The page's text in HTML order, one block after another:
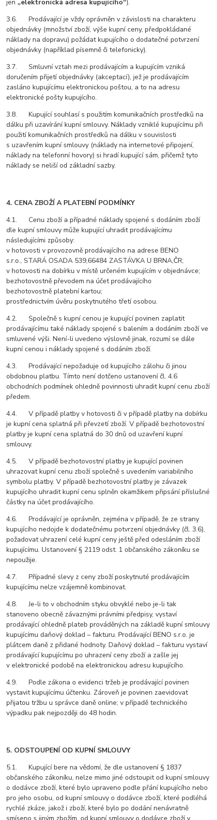
jen „elektronická adresa kupujícího“).
3.6. Prodávající je vždy oprávněn v závislosti na charakteru
objednávky (množství zboží, výše kupní ceny, předpokládané
náklady na dopravu) požádat kupujícího o dodatečné potvrzení
objednávky (například písemně či telefonicky).
3.7. Smluvní vztah mezi prodávajícím a kupujícím vzniká
doručením přijetí objednávky (akceptací), jež je prodávajícím
zasláno kupujícímu elektronickou poštou, a to na adresu
elektronické pošty kupujícího.
3.8. Kupující souhlasí s použitím komunikačních prostředků na
dálku při uzavírání kupní smlouvy. Náklady vzniklé kupujícímu při
použití komunikačních prostředků na dálku v souvislosti
s uzavřením kupní smlouvy (náklady na internetové připojení,
náklady na telefonní hovory) si hradí kupující sám, přičemž tyto
náklady se neliší od základní sazby.
4. CENA ZBOŽÍ A PLATEBNÍ PODMÍNKY
4.1. Cenu zboží a případné náklady spojené s dodáním zboží
dle kupní smlouvy může kupující uhradit prodávajícímu
následujícími způsoby:
v hotovosti v provozovně prodávajícího na adrese BENO
s.r.o., STARÁ OSADA 539,66484 ZASTÁVKA U BRNA,ČR;
v hotovosti na dobírku v místě určeném kupujícím v objednávce;
bezhotovostně převodem na účet prodávajícího
bezhotovostně platební kartou;
prostřednictvím úvěru poskytnutého třetí osobou.
4.2. Společně s kupní cenou je kupující povinen zaplatit
prodávajícímu také náklady spojené s balením a dodáním zboží ve
smluvené výši. Není-li uvedeno výslovně jinak, rozumí se dále
kupní cenou i náklady spojené s dodáním zboží.
4.3. Prodávající nepožaduje od kupujícího zálohu či jinou
obdobnou platbu. Tímto není dotčeno ustanovení čl. 4.6
obchodních podmínek ohledně povinnosti uhradit kupní cenu zboží
předem.
4.4. V případě platby v hotovosti či v případě platby na dobírku
je kupní cena splatná při převzetí zboží. V případě bezhotovostní
platby je kupní cena splatná do 30 dnů od uzavření kupní
smlouvy.
4.5. V případě bezhotovostní platby je kupující povinen
uhrazovat kupní cenu zboží společně s uvedením variabilního
symbolu platby. V případě bezhotovostní platby je závazek
kupujícího uhradit kupní cenu splněn okamžikem připsání příslušné
částky na účet prodávajícího.
4.6. Prodávající je oprávněn, zejména v případě, že ze strany
kupujícího nedojde k dodatečnému potvrzení objednávky (čl. 3.6),
požadovat uhrazení celé kupní ceny ještě před odesláním zboží
kupujícímu. Ustanovení § 2119 odst. 1 občanského zákoníku se
nepoužije.
4.7. Případné slevy z ceny zboží poskytnuté prodávajícím
kupujícímu nelze vzájemně kombinovat.
4.8. Je-li to v obchodním styku obvyklé nebo je-li tak
stanoveno obecně závaznými právními předpisy, vystaví
prodávající ohledně plateb prováděných na základě kupní smlouvy
kupujícímu daňový doklad – fakturu. Prodávající BENO s.r.o. je
plátcem daně z přidané hodnoty. Daňový doklad – fakturu vystaví
prodávající kupujícímu po uhrazení ceny zboží a zašle jej
v elektronické podobě na elektronickou adresu kupujícího.
4.9. Podle zákona o evidenci tržeb je prodávající povinen
vystavit kupujícímu účtenku. Zároveň je povinen zaevidovat
přijatou tržbu u správce daně online; v případě technického
výpadku pak nejpozději do 48 hodin.
5. ODSTOUPENÍ OD KUPNÍ SMLOUVY
5.1. Kupující bere na vědomí, že dle ustanovení § 1837
občanského zákoníku, nelze mimo jiné odstoupit od kupní smlouvy
o dodávce zboží, které bylo upraveno podle přání kupujícího nebo
pro jeho osobu, od kupní smlouvy o dodávce zboží, které podléhá
rychlé zkáze, jakož i zboží, které bylo po dodání nenávratně